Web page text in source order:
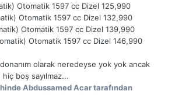
Otomatik 1597 cc Dizel 125,990
Otomatik 1597 cc Dizel 132,990
Otomatik 1597 cc Dizel 139,990
Otomatik 1597 cc Dizel 146,990
olarak neredeyse yok yok ancak
boş sayılmaz...
Abdussamed Acar tarafından